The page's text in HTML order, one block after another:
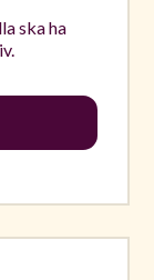
ska ha